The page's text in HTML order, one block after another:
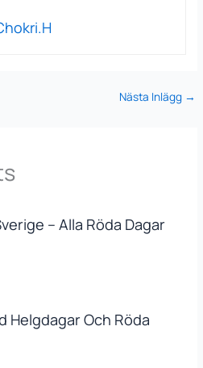
Nästa Inlägg →
– Alla Röda Dagar
Helgdagar Och Röda